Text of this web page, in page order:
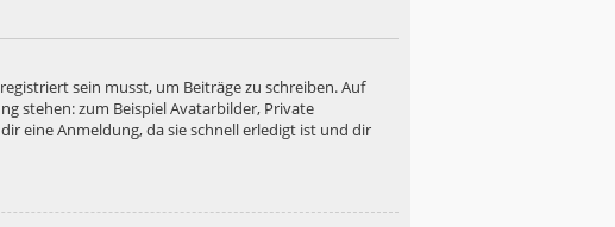
sein musst, um Beiträge zu schreiben. Auf
stehen: zum Beispiel Avatarbilder, Private
eine Anmeldung, da sie schnell erledigt ist und dir